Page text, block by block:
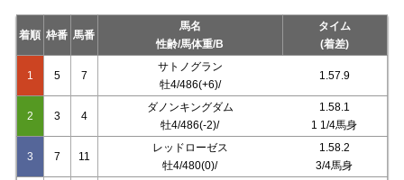
着順 枠番 馬番
馬名
性齢/馬体重/B
タイム
(着差)
1 5 7
サトノグラン
牡4/486(+6)/
1.57.9
2 3 4
ダノンキングダム
牡4/486(-2)/
1.58.1
1 1/4馬身
3 7 11
レッドローゼス
牡4/480(0)/
1.58.2
3/4馬身